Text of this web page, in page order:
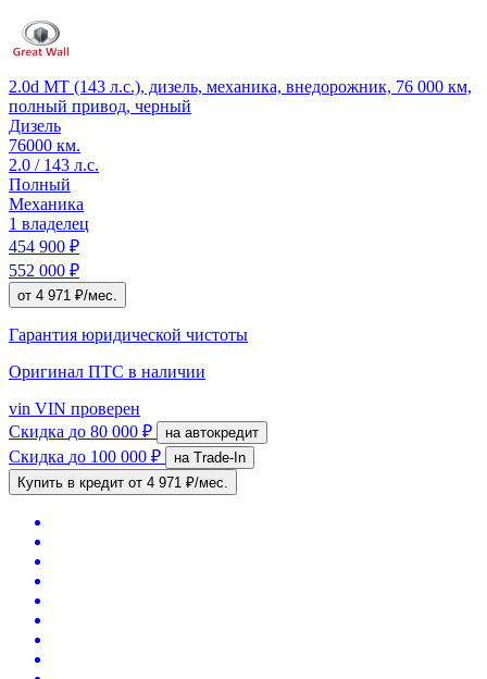
2.0d MT (143 л.с.), дизель, механика, внедорожник, 76 000 км,
полный привод, черный
Дизель
76000 км.
2.0 / 143 л.с.
Полный
Механика
1 владелец
454 900 ₽
552 000 ₽
от 4 971 ₽/мес.
Гарантия юридической чистоты
Оригинал ПТС в наличии
vin VIN проверен
Скидка до 80 000 ₽ на автокредит
Скидка до 100 000 ₽
на Trade-In
Купить в кредит от 4 971 ₽/мес.